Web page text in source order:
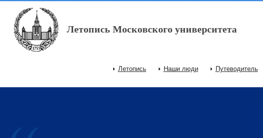
Перейти к основному содержанию
Летопись Московского университета
Главное меню
Летопись Наши люди Путеводитель